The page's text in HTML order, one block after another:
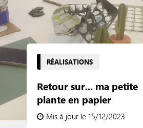
RÉALISATIONS
Retour sur... ma petite
plante en papier
Mis à jour le 15/12/2023